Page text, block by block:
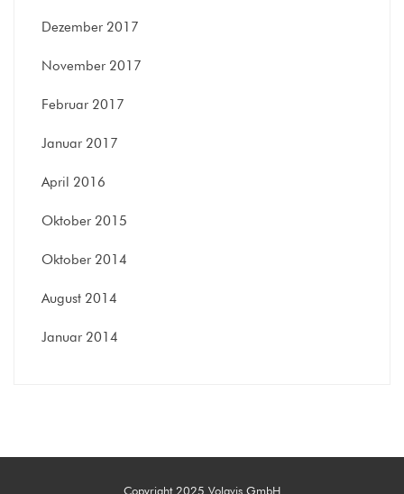
Dezember 2017
November 2017
Februar 2017
Januar 2017
April 2016
Oktober 2015
Oktober 2014
August 2014
Januar 2014
Copyright 2025 Volavis GmbH